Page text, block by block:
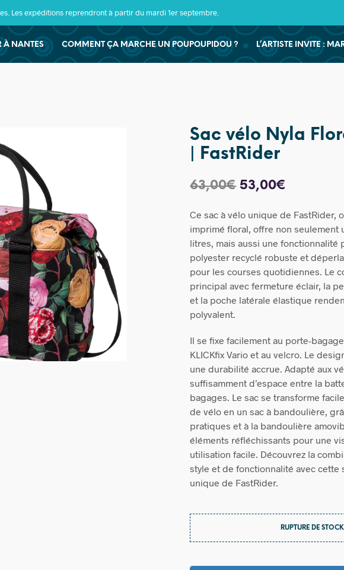
Les expéditions reprendront à partir du mardi 1er septembre.
À NANTES COMMENT ÇA MARCHE UN POUPOUPIDOU ? L’ARTISTE INVITE :
Sac vélo Nyla
| FastRider
63,00€ Le
initial
était :
63,00€.
53,00€
actuel
est :
53,00€.
Ce sac à vélo unique de FastRider,
imprimé floral, offre non seulement
litres, mais aussi une fonctionnalité
polyester recyclé robuste et
pour les courses quotidiennes. Le
principal avec fermeture éclair, la
et la poche latérale élastique
polyvalent.
Il se fixe facilement au porte-
KLICKfix Vario et au velcro. Le
une durabilité accrue. Adapté aux
suffisamment d’espace entre la
bagages. Le sac se transforme
de vélo en un sac à bandoulière,
pratiques et à la bandoulière
éléments réfléchissants pour une
utilisation facile. Découvrez la
style et de fonctionnalité avec cette
unique de FastRider.
RUPTURE DE STOCK